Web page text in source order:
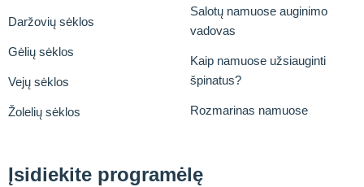
Daržovių sėklos
Gėlių sėklos
Vejų sėklos
Žolelių sėklos
Salotų namuose auginimo
vadovas
Kaip namuose užsiauginti
špinatus?
Rozmarinas namuose
Įsidiekite programėlę